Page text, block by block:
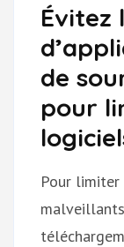
Évitez
de
pour
Pour